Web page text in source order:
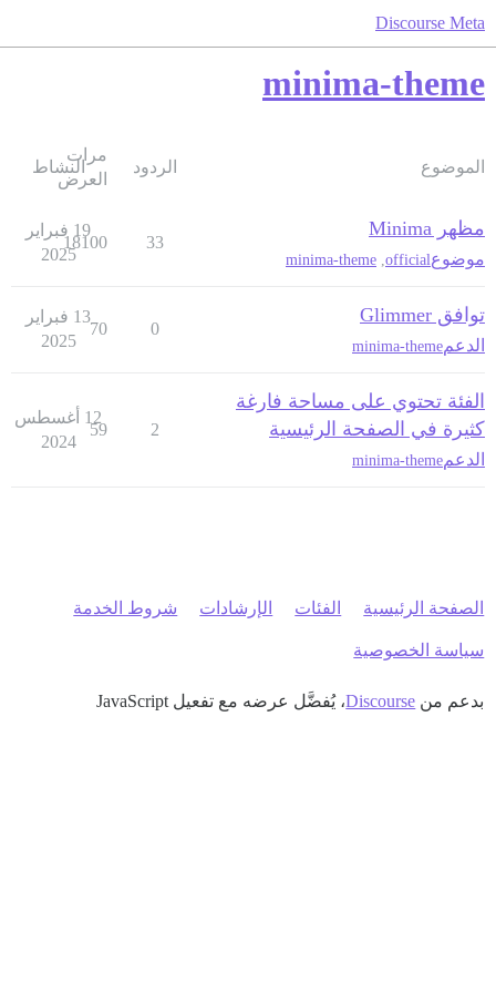
Discourse Meta
minima-theme
الموضوع الردود
مرات
العرض
النشاط
مظهر Minima
موضوعofficial
minima-theme
33
18100
19 فبراير
2025
توافق Glimmer
الدعمminima-theme
0
70
13 فبراير
2025
الفئة تحتوي على مساحة فارغة
كثيرة في الصفحة الرئيسية
الدعمminima-theme
2
59
12 أغسطس
2024
الصفحة الرئيسية الفئات الإرشادات شروط الخدمة
سياسة الخصوصية
بدعم من Discourse، يُفضَّل عرضه مع تفعيل JavaScript